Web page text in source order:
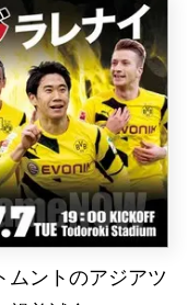
ムントのアジアツ